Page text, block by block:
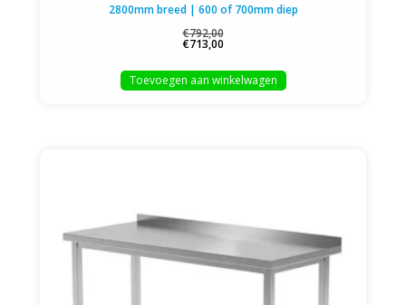
2800mm breed | 600 of 700mm diep
€792,00
€713,00
Toevoegen aan winkelwagen